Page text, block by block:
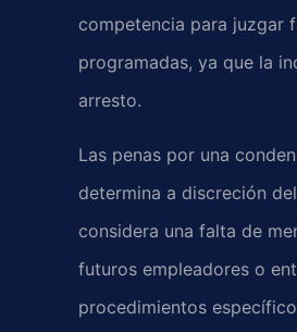
competencia para juzgar
programadas, ya que la
arresto.
Las penas por una
determina a discreción
considera una falta de
futuros empleadores o
procedimientos